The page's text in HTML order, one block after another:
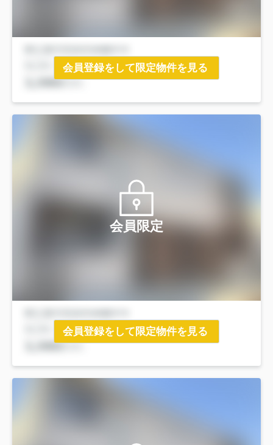
会員登録をして限定物件を見る
会員限定
会員登録をして限定物件を見る